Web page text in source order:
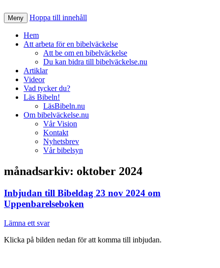
Bibelväckelse.nu
Nätverk för en Bibelväckelse
Meny Hoppa till innehåll
Hem
Att arbeta för en bibelväckelse
Att be om en bibelväckelse
Du kan bidra till bibelväckelse.nu
Artiklar
Videor
Vad tycker du?
Läs Bibeln!
LäsBibeln.nu
Om bibelväckelse.nu
Vår Vision
Kontakt
Nyhetsbrev
Vår bibelsyn
månadsarkiv: oktober 2024
Inbjudan till Bibeldag 23 nov 2024 om
Uppenbarelseboken
Lämna ett svar
Klicka på bilden nedan för att komma till inbjudan.